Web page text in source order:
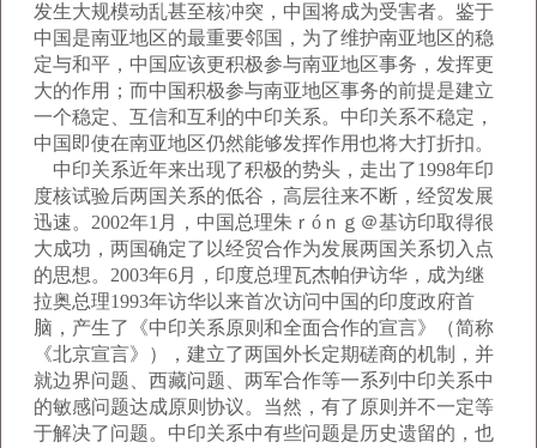
发生大规模动乱甚至核冲突，中国将成为受害者。鉴于
中国是南亚地区的最重要邻国，为了维护南亚地区的稳
定与和平，中国应该更积极参与南亚地区事务，发挥更
大的作用；而中国积极参与南亚地区事务的前提是建立
一个稳定、互信和互利的中印关系。中印关系不稳定，
中国即使在南亚地区仍然能够发挥作用也将大打折扣。
中印关系近年来出现了积极的势头，走出了1998年印
度核试验后两国关系的低谷，高层往来不断，经贸发展
迅速。2002年1月，中国总理朱ｒóｎｇ＠基访印取得很
大成功，两国确定了以经贸合作为发展两国关系切入点
的思想。2003年6月，印度总理瓦杰帕伊访华，成为继
拉奥总理1993年访华以来首次访问中国的印度政府首
脑，产生了《中印关系原则和全面合作的宣言》（简称
《北京宣言》），建立了两国外长定期磋商的机制，并
就边界问题、西藏问题、两军合作等一系列中印关系中
的敏感问题达成原则协议。当然，有了原则并不一定等
于解决了问题。中印关系中有些问题是历史遗留的，也